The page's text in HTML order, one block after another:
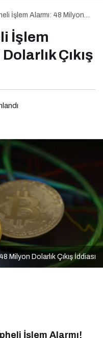
İşlem Alarmı: 48 Milyon
İşlem
Çıkış
Milyon Dolarlık Çıkış İddiası
İşlem Alarmı!